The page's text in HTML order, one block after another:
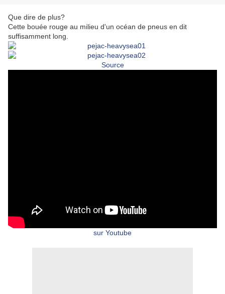
Que dire de plus?
Cette bouée rouge au milieu d'un océan de pneus en dit
suffisamment long.
Source
sur Youtube